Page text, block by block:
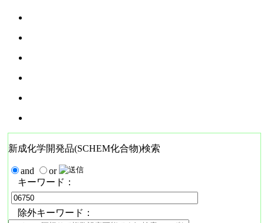
新成化学開発品(SCHEM化合物)検索
and
or
キーワード：
除外キーワード：